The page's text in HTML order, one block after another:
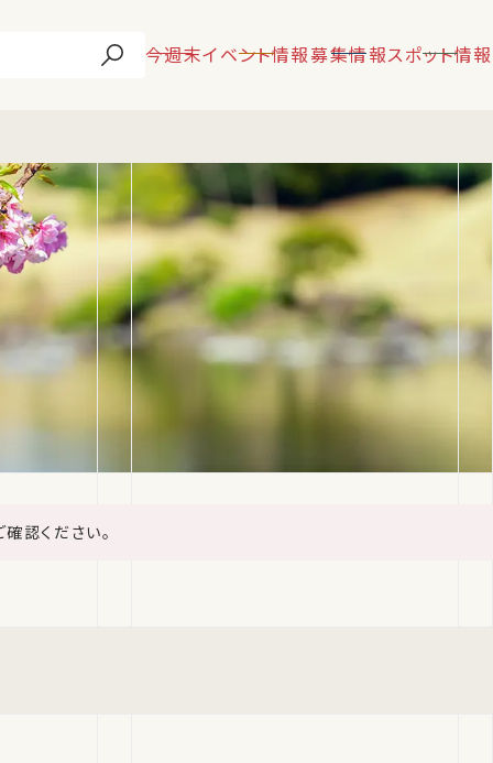
今週末イベント情報募集情報スポット情報
認ください。